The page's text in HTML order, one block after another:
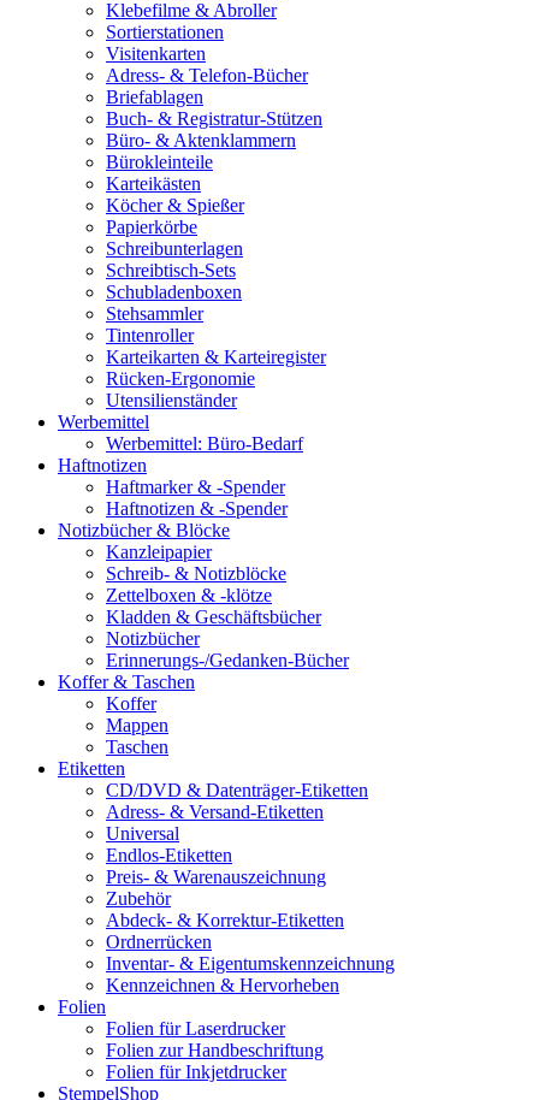
Klebefilme & Abroller
Sortierstationen
Visitenkarten
Adress- & Telefon-Bücher
Briefablagen
Buch- & Registratur-Stützen
Büro- & Aktenklammern
Bürokleinteile
Karteikästen
Köcher & Spießer
Papierkörbe
Schreibunterlagen
Schreibtisch-Sets
Schubladenboxen
Stehsammler
Tintenroller
Karteikarten & Karteiregister
Rücken-Ergonomie
Utensilienständer
Werbemittel
Werbemittel: Büro-Bedarf
Haftnotizen
Haftmarker & -Spender
Haftnotizen & -Spender
Notizbücher & Blöcke
Kanzleipapier
Schreib- & Notizblöcke
Zettelboxen & -klötze
Kladden & Geschäftsbücher
Notizbücher
Erinnerungs-/Gedanken-Bücher
Koffer & Taschen
Koffer
Mappen
Taschen
Etiketten
CD/DVD & Datenträger-Etiketten
Adress- & Versand-Etiketten
Universal
Endlos-Etiketten
Preis- & Warenauszeichnung
Zubehör
Abdeck- & Korrektur-Etiketten
Ordnerrücken
Inventar- & Eigentumskennzeichnung
Kennzeichnen & Hervorheben
Folien
Folien für Laserdrucker
Folien zur Handbeschriftung
Folien für Inkjetdrucker
StempelShop